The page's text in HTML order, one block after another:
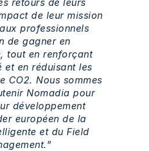
de leur mission
professionnels
de gagner en
tout en renforçant
et en réduisant les
CO2. Nous sommes
Nomadia pour
développement
européen de la
et du Field
”